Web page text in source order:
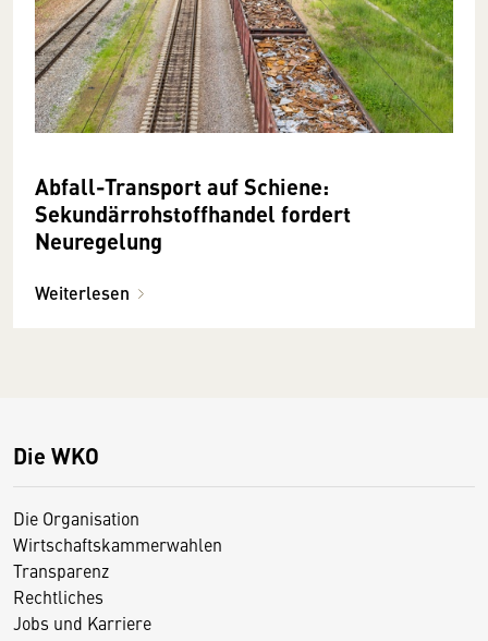
Abfall-Transport auf Schiene:
Sekundärrohstoffhandel fordert
Neuregelung
Weiterlesen
Die WKO
Die Organisation
Wirtschaftskammerwahlen
Transparenz
Rechtliches
Jobs und Karriere